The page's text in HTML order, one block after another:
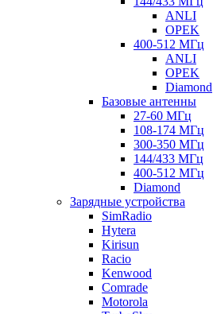
ANLI
OPEK
400-512 МГц
ANLI
OPEK
Diamond
Базовые антенны
27-60 МГц
108-174 МГц
300-350 МГц
144/433 МГц
400-512 МГц
Diamond
Зарядные устройства
SimRadio
Hytera
Kirisun
Racio
Kenwood
Comrade
Motorola